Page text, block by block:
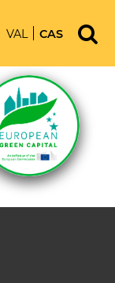
VAL CAS